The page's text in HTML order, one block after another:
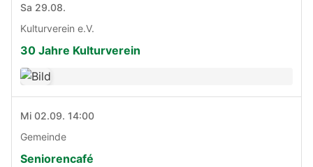
Sa 29.08.
Kulturverein e.V.
30 Jahre Kulturverein
Mi 02.09. 14:00
Gemeinde
Seniorencafé